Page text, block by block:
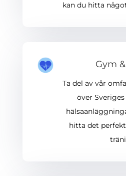
kan du hitta
Gym
Ta del av vår
över
hitta det